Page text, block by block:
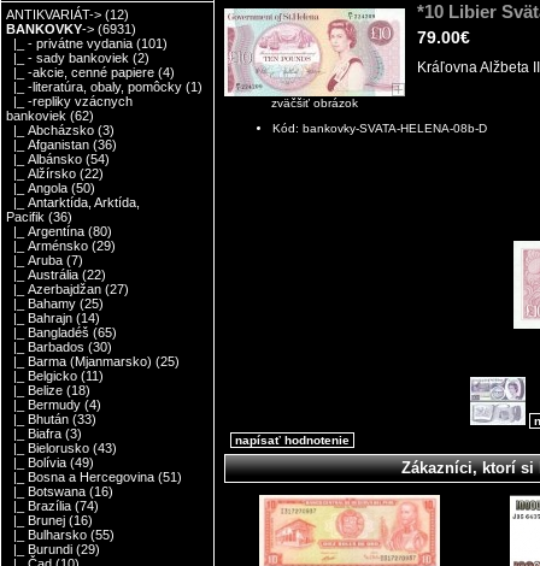
ANTIKVARIÁT-> (12)
BANKOVKY-> (6931)
|_ - privátne vydania (101)
|_ - sady bankoviek (2)
|_ -akcie, cenné papiere (4)
|_ -literatúra, obaly, pomôcky (1)
|_ -repliky vzácnych
bankoviek (62)
|_ Abcházsko (3)
|_ Afganistan (36)
|_ Albánsko (54)
|_ Alžírsko (22)
|_ Angola (50)
|_ Antarktída, Arktída,
Pacifik (36)
|_ Argentína (80)
|_ Arménsko (29)
|_ Aruba (7)
|_ Austrália (22)
|_ Azerbajdžan (27)
|_ Bahamy (25)
|_ Bahrajn (14)
|_ Bangladéš (65)
|_ Barbados (30)
|_ Barma (Mjanmarsko) (25)
|_ Belgicko (11)
|_ Belize (18)
|_ Bermudy (4)
|_ Bhután (33)
|_ Biafra (3)
|_ Bielorusko (43)
|_ Bolívia (49)
|_ Bosna a Hercegovina (51)
|_ Botswana (16)
|_ Brazília (74)
|_ Brunej (16)
|_ Bulharsko (55)
|_ Burundi (29)
zväčšiť obrázok
*10 Libier
79.00€
Kráľovna Alžbeta
Kód: bankovky-SVATA-HELENA-08b-D
napísať hodnotenie
Zákazníci, ktorí si